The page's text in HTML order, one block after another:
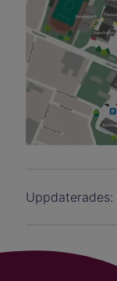
Uppdaterades: